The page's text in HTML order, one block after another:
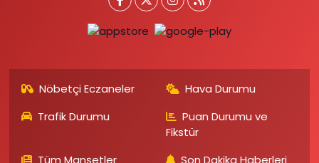
Nöbetçi Eczaneler
Hava Durumu
Trafik Durumu
Puan Durumu ve
Fikstür
Tüm Manşetler
Son Dakika Haberleri